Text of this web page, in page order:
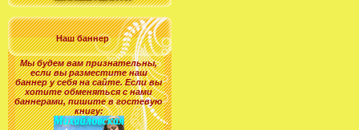
Наш баннер
Мы будем вам признательны,
если вы разместите наш
баннер у себя на сайте. Если вы
хотите обменяться с нами
баннерами, пишите в гостевую
книгу: